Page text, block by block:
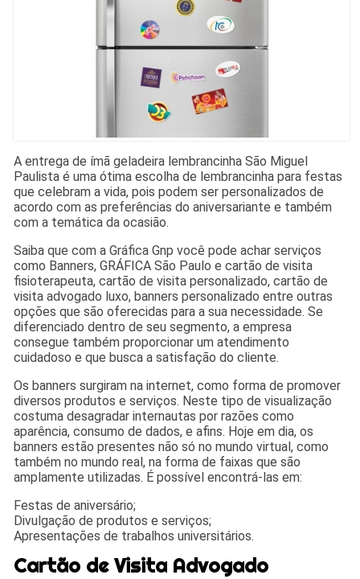
A entrega de ímã geladeira lembrancinha São Miguel
Paulista é uma ótima escolha de lembrancinha para festas
que celebram a vida, pois podem ser personalizados de
acordo com as preferências do aniversariante e também
com a temática da ocasião.
Saiba que com a Gráfica Gnp você pode achar serviços
como Banners, GRÁFICA São Paulo e cartão de visita
fisioterapeuta, cartão de visita personalizado, cartão de
visita advogado luxo, banners personalizado entre outras
opções que são oferecidas para a sua necessidade. Se
diferenciado dentro de seu segmento, a empresa
consegue também proporcionar um atendimento
cuidadoso e que busca a satisfação do cliente.
Os banners surgiram na internet, como forma de promover
diversos produtos e serviços. Neste tipo de visualização
costuma desagradar internautas por razões como
aparência, consumo de dados, e afins. Hoje em dia, os
banners estão presentes não só no mundo virtual, como
também no mundo real, na forma de faixas que são
amplamente utilizadas. É possível encontrá-las em:
Festas de aniversário;
Divulgação de produtos e serviços;
Apresentações de trabalhos universitários.
Cartão de Visita Advogado